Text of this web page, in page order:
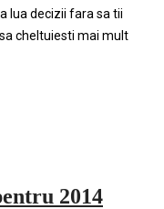
lua decizii fara sa tii
cheltuiesti mai mult
2014